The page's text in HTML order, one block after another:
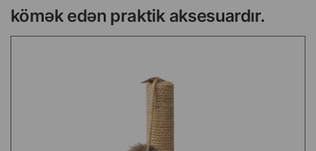
kömək edən praktik aksesuardır.